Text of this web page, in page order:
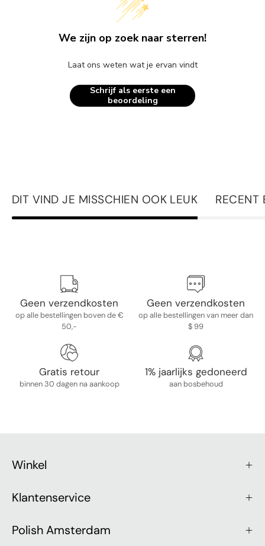
We zijn op zoek naar sterren!
Laat ons weten wat je ervan vindt
Schrijf als eerste een
beoordeling
DIT VIND JE MISSCHIEN OOK LEUK RECENT
Geen verzendkosten
op alle bestellingen boven de €
50,-
Geen verzendkosten
op alle bestellingen van meer dan
$ 99
Gratis retour
binnen 30 dagen na aankoop
1% jaarlijks gedoneerd
aan bosbehoud
Winkel
Klantenservice
Polish Amsterdam